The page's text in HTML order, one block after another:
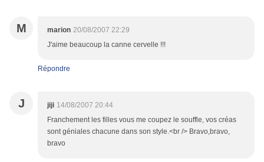
M marion 20/08/2007 22:29
J'aime beaucoup la canne cervelle !!!
Répondre
J jiji 14/08/2007 20:44
Franchement les filles vous me coupez le souffle, vos créas
sont géniales chacune dans son style.<br /> Bravo,bravo,
bravo